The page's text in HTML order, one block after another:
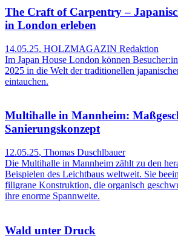
The Craft of Carpentry –
in London erleben
14.05.25, HOLZMAGAZIN Redaktion
Im Japan House London können
2025 in die Welt der traditionellen
eintauchen.
Multihalle in Mannheim:
Sanierungskonzept
12.05.25, Thomas Duschlbauer
Die Multihalle in Mannheim zählt zu den
Beispielen des Leichtbaus weltweit. Sie
filigrane Konstruktion, die organisch
ihre enorme Spannweite.
Wald unter Druck